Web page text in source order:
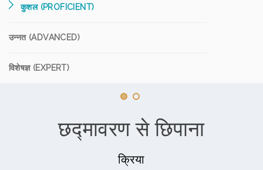
कुशल (PROFICIENT)
उन्नत (ADVANCED)
विशेषज्ञ (EXPERT)
छद्मावरण से छिपाना
क्रिया